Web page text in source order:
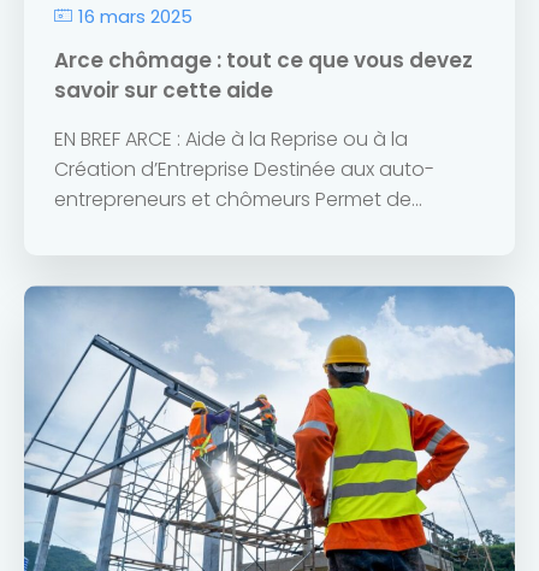
16 mars 2025
Arce chômage : tout ce que vous devez
savoir sur cette aide
EN BREF ARCE : Aide à la Reprise ou à la
Création d’Entreprise Destinée aux auto-
entrepreneurs et chômeurs Permet de...